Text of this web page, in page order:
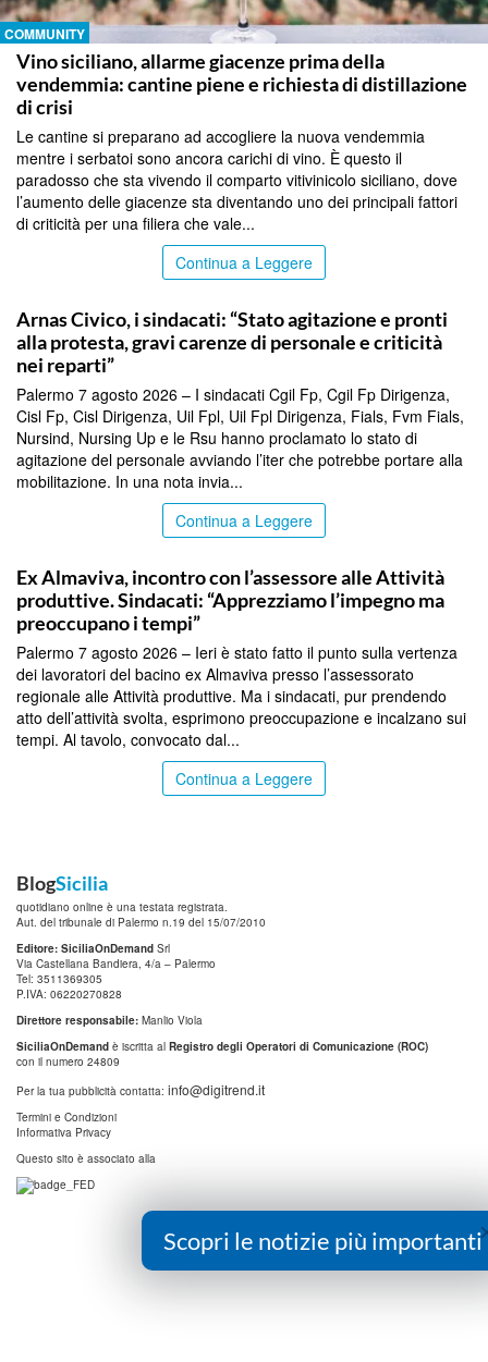
COMMUNITY
Vino siciliano, allarme giacenze prima della
vendemmia: cantine piene e richiesta di distillazione
di crisi
Le cantine si preparano ad accogliere la nuova vendemmia
mentre i serbatoi sono ancora carichi di vino. È questo il
paradosso che sta vivendo il comparto vitivinicolo siciliano, dove
l’aumento delle giacenze sta diventando uno dei principali fattori
di criticità per una filiera che vale...
Continua a Leggere
Arnas Civico, i sindacati: “Stato agitazione e pronti
alla protesta, gravi carenze di personale e criticità
nei reparti”
Palermo 7 agosto 2026 – I sindacati Cgil Fp, Cgil Fp Dirigenza,
Cisl Fp, Cisl Dirigenza, Uil Fpl, Uil Fpl Dirigenza, Fials, Fvm Fials,
Nursind, Nursing Up e le Rsu hanno proclamato lo stato di
agitazione del personale avviando l’iter che potrebbe portare alla
mobilitazione. In una nota invia...
Continua a Leggere
Ex Almaviva, incontro con l’assessore alle Attività
produttive. Sindacati: “Apprezziamo l’impegno ma
preoccupano i tempi”
Palermo 7 agosto 2026 – Ieri è stato fatto il punto sulla vertenza
dei lavoratori del bacino ex Almaviva presso l’assessorato
regionale alle Attività produttive. Ma i sindacati, pur prendendo
atto dell’attività svolta, esprimono preoccupazione e incalzano sui
tempi. Al tavolo, convocato dal...
Continua a Leggere
BlogSicilia
quotidiano online è una testata registrata.
Aut. del tribunale di Palermo n.19 del 15/07/2010
Editore: SiciliaOnDemand Srl
Via Castellana Bandiera, 4/a – Palermo
Tel: 3511369305
P.IVA: 06220270828
Direttore responsabile: Manlio Viola
SiciliaOnDemand è iscritta al Registro degli Operatori di Comunicazione (ROC)
con il numero 24809
Per la tua pubblicità contatta: info@digitrend.it
Termini e Condizioni
Informativa Privacy
Questo sito è associato alla
Scopri le notizie più importanti